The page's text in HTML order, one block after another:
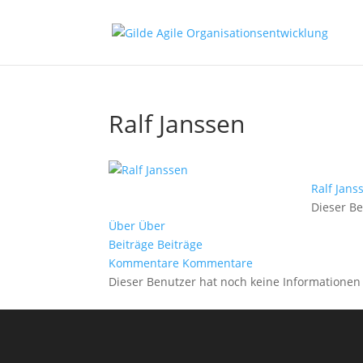
Ralf Janssen
Ralf
Dieser
Über Über
Beiträge Beiträge
Kommentare Kommentare
Dieser Benutzer hat noch keine